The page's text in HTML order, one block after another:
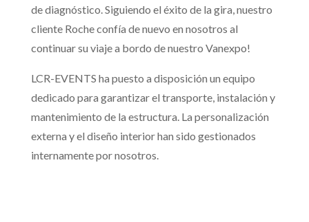
de diagnóstico. Siguiendo el éxito de la gira, nuestro
cliente Roche confía de nuevo en nosotros al
continuar su viaje a bordo de nuestro Vanexpo!
LCR-EVENTS ha puesto a disposición un equipo
dedicado para garantizar el transporte, instalación y
mantenimiento de la estructura. La personalización
externa y el diseño interior han sido gestionados
internamente por nosotros.